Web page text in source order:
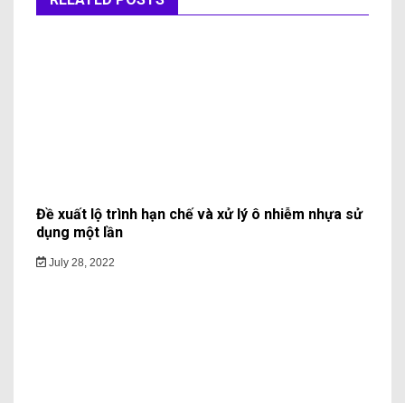
Đề xuất lộ trình hạn chế và xử lý ô nhiễm nhựa sử
dụng một lần
July 28, 2022